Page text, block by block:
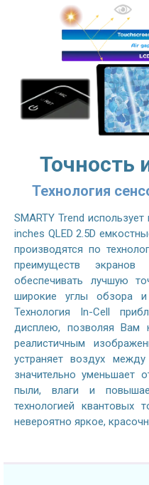
Точность
Технология
SMARTY Trend
inches QLED 2.5D
производятся по
преимуществ
обеспечивать лучшую
широкие углы обзора и
Технология In-Cell
дисплею, позволяя Вам
реалистичным
устраняет воздух
значительно уменьшает
пыли, влаги и
технологией квантовых
невероятно яркое,